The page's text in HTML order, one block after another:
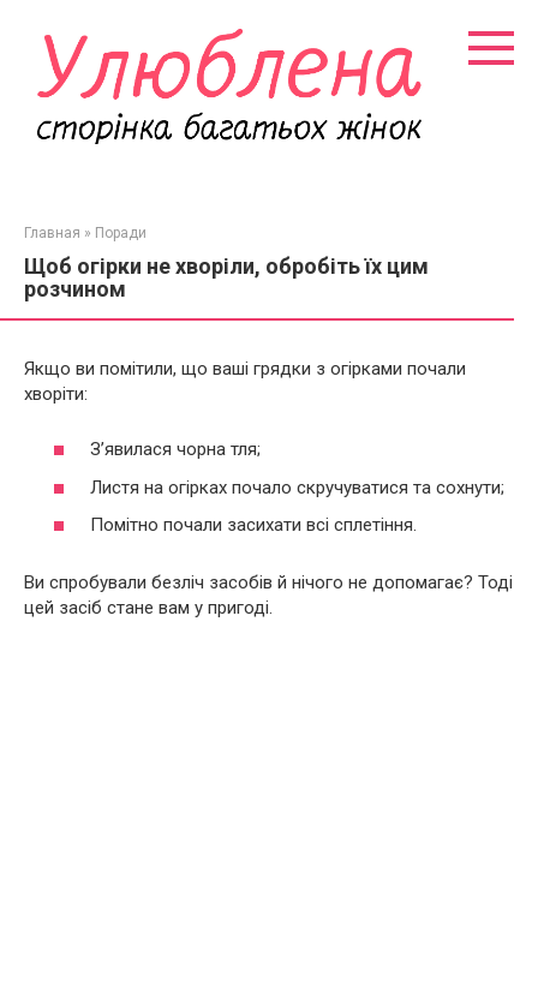
контенту
Главная » Поради
Щоб огірки не хворіли, обробіть їх цим
розчином
Якщо ви помітили, що ваші грядки з огірками почали
хворіти:
З’явилася чорна тля;
Листя на огірках почало скручуватися та сохнути;
Помітно почали засихати всі сплетіння.
Ви спробували безліч засобів й нічого не допомагає? Тоді
цей засіб стане вам у пригоді.